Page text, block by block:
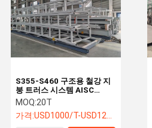
S355-S460 구조용 철강 지
붕 트러스 시스템 AISC
ASTM 표준
MOQ:20T
가격:USD1000/T-USD1200/T